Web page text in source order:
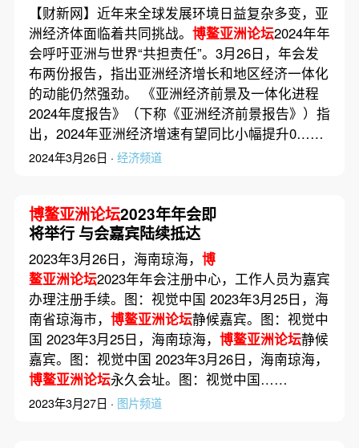
【财新网】近年来全球发展环境日益复杂多变，亚
洲经济体面临着共同挑战。 博鳌亚洲论坛2024年年
会呼吁亚洲与世界“共担责任”。3月26日，年会发
布两份报告，指出亚洲经济增长和地区经济一体化
的动能仍然强劲。 《亚洲经济前景及一体化进程
2024年度报告》（下称《亚洲经济前景报告》）指
出，2024年亚洲经济增速有望同比小幅提升0……
2024年3月26日 · 经济频道
博鳌亚洲论坛2023年年会即
将举行 与会嘉宾陆续抵达
2023年3月26日，海南琼海， 博
鳌亚洲论坛2023年年会注册中心，工作人员为嘉宾
办理注册手续。图：视觉中国 2023年3月25日，海
南省琼海市， 博鳌亚洲论坛静候嘉宾。图：视觉中
国 2023年3月25日，海南琼海， 博鳌亚洲论坛静候
嘉宾。图：视觉中国 2023年3月26日，海南琼海，
博鳌亚洲论坛永久会址。图：视觉中国……
2023年3月27日 · 图片频道